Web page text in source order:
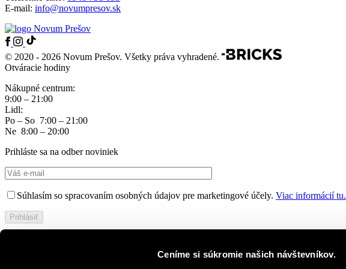
Ceníme si súkromie našich návštevníkov.
E-mail: info@novumpresov.sk
© 2020 - 2026 Novum Prešov. Všetky práva vyhradené.
Otváracie hodiny
Nákupné centrum:
9:00 – 21:00
Lidl:
Po – So 7:00 – 21:00
Ne 8:00 – 20:00
Prihláste sa na odber noviniek
Súhlasím so spracovaním osobných údajov pre marketingové účely. Viac informácií tu.